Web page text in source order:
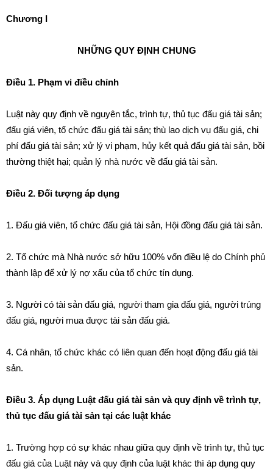
Chương I
NHỮNG QUY ĐỊNH CHUNG
Điều 1. Phạm vi điều chỉnh
Luật này quy định về nguyên tắc, trình tự, thủ tục đấu giá tài sản;
đấu giá viên, tổ chức đấu giá tài sản; thù lao dịch vụ đấu giá, chi
phí đấu giá tài sản; xử lý vi phạm, hủy kết quả đấu giá tài sản, bồi
thường thiệt hại; quản lý nhà nước về đấu giá tài sản.
Điều 2. Đối tượng áp dụng
1. Đấu giá viên, tổ chức đấu giá tài sản, Hội đồng đấu giá tài sản.
2. Tổ chức mà Nhà nước sở hữu 100% vốn điều lệ do Chính phủ
thành lập để xử lý nợ xấu của tổ chức tín dụng.
3. Người có tài sản đấu giá, người tham gia đấu giá, người trúng
đấu giá, người mua được tài sản đấu giá.
4. Cá nhân, tổ chức khác có liên quan đến hoạt động đấu giá tài
sản.
Điều 3. Áp dụng Luật đấu giá tài sản và quy định về trình tự,
thủ tục đấu giá tài sản tại các luật khác
1. Trường hợp có sự khác nhau giữa quy định về trình tự, thủ tục
đấu giá của Luật này và quy định của luật khác thì áp dụng quy